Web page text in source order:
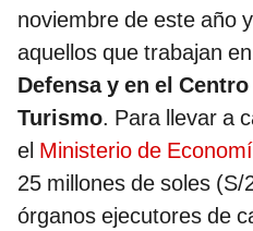
noviembre de este año
aquellos que trabajan
Defensa y en el
Turismo. Para llevar a
el Ministerio de
25 millones de soles
órganos ejecutores de